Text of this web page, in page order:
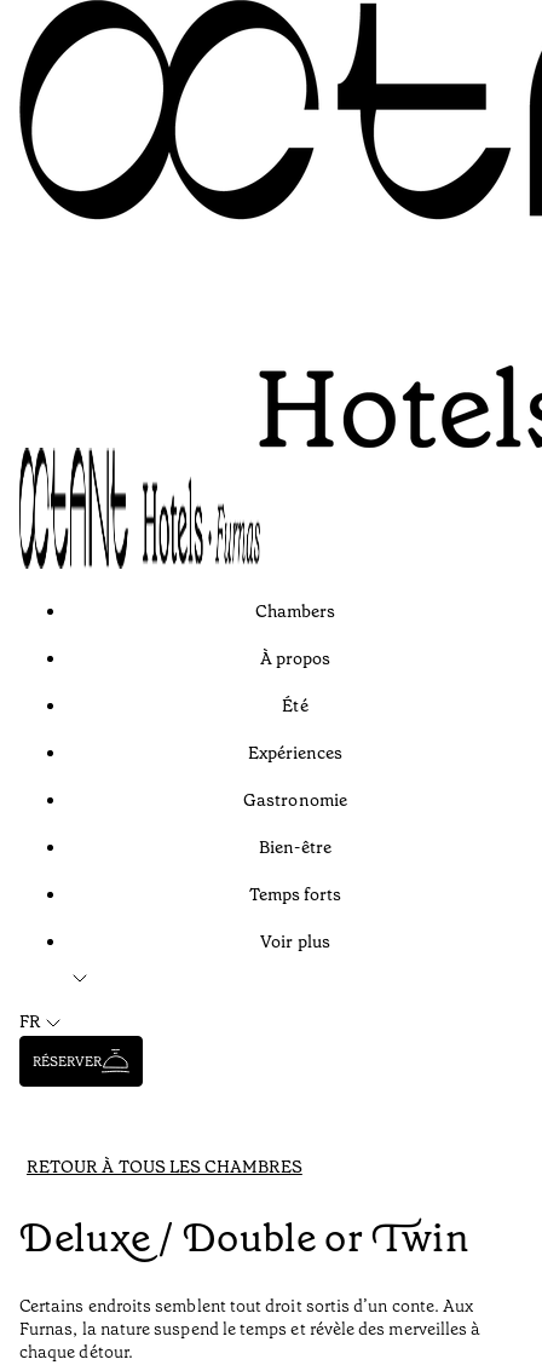
Chambers
À propos
Été
Expériences
Gastronomie
Bien-être
Temps forts
Voir plus
FR
RÉSERVER
RETOUR À TOUS LES CHAMBRES
Deluxe / Double or Twin
Certains endroits semblent tout droit sortis d’un conte. Aux
Furnas, la nature suspend le temps et révèle des merveilles à
chaque détour.